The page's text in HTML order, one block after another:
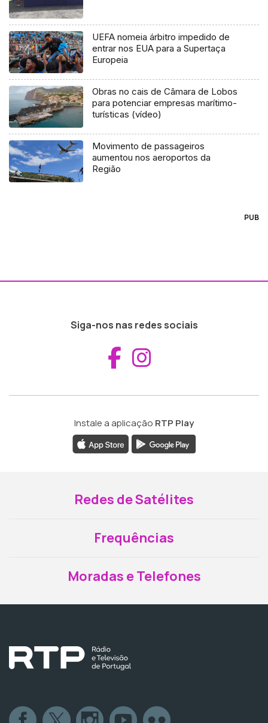
UEFA nomeia árbitro impedido de
entrar nos EUA para a Supertaça
Europeia
Obras no cais de Câmara de Lobos
para potenciar empresas marítimo-
turísticas (vídeo)
Movimento de passageiros
aumentou nos aeroportos da
Região
PUB
Siga-nos nas redes sociais
Aceder ao
Instale a aplicação RTP Play
Redes de Satélites
Frequências
Moradas e Telefones